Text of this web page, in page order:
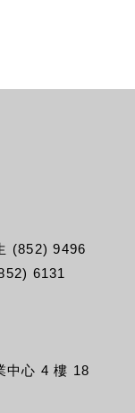
(852) 9496
6131
中心 4 樓 18